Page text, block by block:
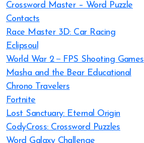
Crossword Master – Word Puzzle
Contacts
Race Master 3D: Car Racing
Eclipsoul
World War 2－FPS Shooting Games
Masha and the Bear Educational
Chrono Travelers
Fortnite
Lost Sanctuary: Eternal Origin
CodyCross: Crossword Puzzles
Word Galaxy Challenge